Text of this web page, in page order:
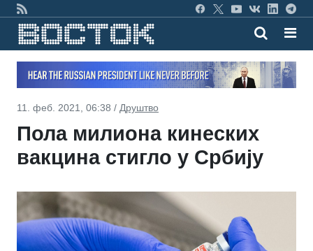
11. феб. 2021, 06:38 / Друштво
Пола милиона кинеских
вакцина стигло у Србију